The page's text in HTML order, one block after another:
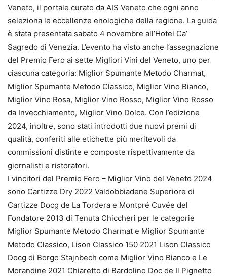
Veneto, il portale curato da AIS Veneto che ogni anno
seleziona le eccellenze enologiche della regione. La guida
è stata presentata sabato 4 novembre all’Hotel Ca’
Sagredo di Venezia. L’evento ha visto anche l’assegnazione
del Premio Fero ai sette Migliori Vini del Veneto, uno per
ciascuna categoria: Miglior Spumante Metodo Charmat,
Miglior Spumante Metodo Classico, Miglior Vino Bianco,
Miglior Vino Rosa, Miglior Vino Rosso, Miglior Vino Rosso
da Invecchiamento, Miglior Vino Dolce. Con l’edizione
2024, inoltre, sono stati introdotti due nuovi premi di
qualità, conferiti alle etichette più meritevoli da
commissioni distinte e composte rispettivamente da
giornalisti e ristoratori.
I vincitori del Premio Fero – Miglior Vino del Veneto 2024
sono Cartizze Dry 2022 Valdobbiadene Superiore di
Cartizze Docg de La Tordera e Montpré Cuvée del
Fondatore 2013 di Tenuta Chiccheri per le categorie
Miglior Spumante Metodo Charmat e Miglior Spumante
Metodo Classico, Lison Classico 150 2021 Lison Classico
Docg di Borgo Stajnbech come Miglior Vino Bianco e Le
Morandine 2021 Chiaretto di Bardolino Doc de Il Pignetto